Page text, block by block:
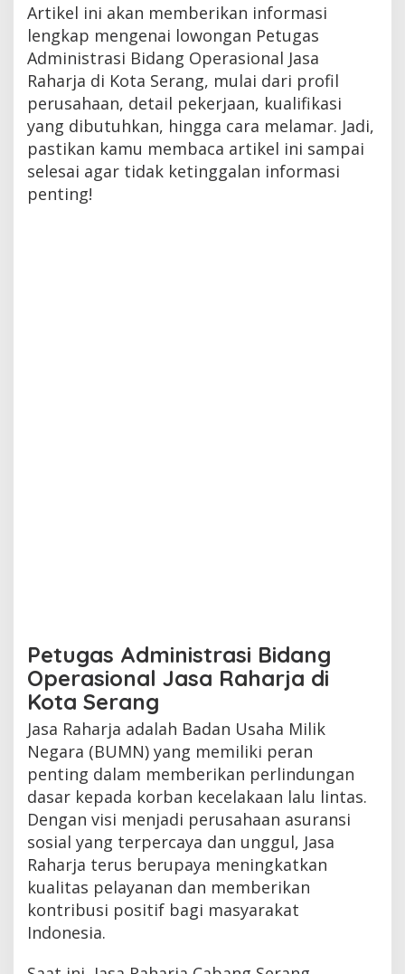
Artikel ini akan memberikan informasi
lengkap mengenai lowongan Petugas
Administrasi Bidang Operasional Jasa
Raharja di Kota Serang, mulai dari profil
perusahaan, detail pekerjaan, kualifikasi
yang dibutuhkan, hingga cara melamar. Jadi,
pastikan kamu membaca artikel ini sampai
selesai agar tidak ketinggalan informasi
penting!
Petugas Administrasi Bidang
Operasional Jasa Raharja di
Kota Serang
Jasa Raharja adalah Badan Usaha Milik
Negara (BUMN) yang memiliki peran
penting dalam memberikan perlindungan
dasar kepada korban kecelakaan lalu lintas.
Dengan visi menjadi perusahaan asuransi
sosial yang terpercaya dan unggul, Jasa
Raharja terus berupaya meningkatkan
kualitas pelayanan dan memberikan
kontribusi positif bagi masyarakat
Indonesia.